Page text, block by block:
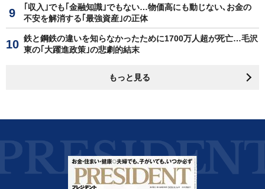
｢収入｣でも｢金融知識｣でもない…物価高にも動じない､お金の
不安を解消する｢最強資産｣の正体
鉄と鋼鉄の違いを知らなかったために1700万人超が死亡…毛沢
東の｢大躍進政策｣の悲劇的結末
もっと見る